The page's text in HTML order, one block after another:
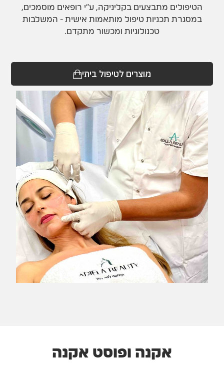
הטיפולים מתבצעים בקליניקה, ע״י רופאים מוסמכים,
במסגרת תכניות טיפול מותאמות אישית - המשלבות
טכנולוגיות ומכשור מתקדם.
מוצרים לטיפול ביתי
אקנה ופוסט אקנה